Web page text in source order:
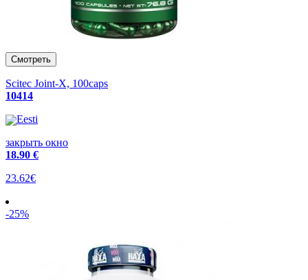
Scitec Joint-X, 100caps
10414
Eesti
закрыть окно
18.90 €
23.62€
-25%